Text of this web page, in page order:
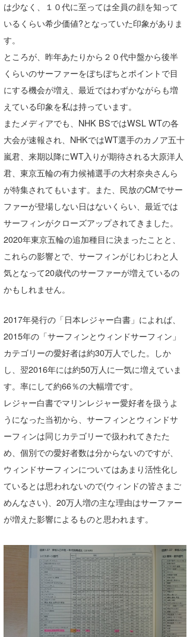
は少なく、１０代に至っては全員の顔を知って
いるくらい希少価値?となっていた印象がありま
す。
ところが、昨年あたりから２０代中盤から後半
くらいのサーファーをぼちぼちとポイントで目
にする機会が増え、最近ではわずかながらも増
えている印象を私は持っています。
またメディアでも、NHK BSではWSL WTの各
大会が速報され、NHKではWT選手のカノア五十
嵐君、来期以降にWT入りが期待される大原洋人
君、東京五輪の有力候補選手の大村奈央さんら
が特集されてもいます。また、民放のCMでサー
ファーが登場しない日はないくらい、最近では
サーフィンがクローズアップされてきました。
2020年東京五輪の追加種目に決まったことと、
これらの影響とで、サーフィンがじわじわと人
気となって20歳代のサーファーが増えているの
かもしれません。
2017年発行の「日本レジャー白書」によれば、
2015年の「サーフィンとウィンドサーフィン」
カテゴリーの愛好者は約30万人でした。しか
し、翌2016年には約50万人に一気に増えていま
す。率にして約66％の大幅増です。
レジャー白書でマリンレジャー愛好者を扱うよ
うになった当初から、サーフィンとウィンドサ
ーフィンは同じカテゴリーで扱われてきたた
め、個別での愛好者数は分からないのですが、
ウィンドサーフィンについてはあまり活性化し
ているとは思われないので(ウィンドの皆さまご
めんなさい)、20万人増の主な理由はサーファー
が増えた影響によるものと思われます。
喜納海人
MIN
mitz
OYZ
S.K
Soulman
VAGY
waka☆=
YUKI☆
たっちー
まっきー
三輪予報士
小川予報士
上田純子
上條将美
唐澤予報士
SancheZ
ゴン
wanda
予報士 hiro.
banpaku
Mr.K